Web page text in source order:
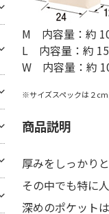
M 内容量：約
L 内容量：約
W 内容量：約
※サイズスペックは２cm
商品説明
厚みをしっかり
その中でも特に
深めのポケット